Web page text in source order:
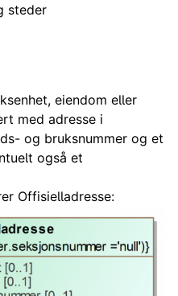
steder
eiendom eller
med adresse i
og bruksnummer og et
også et
Offisielladresse: